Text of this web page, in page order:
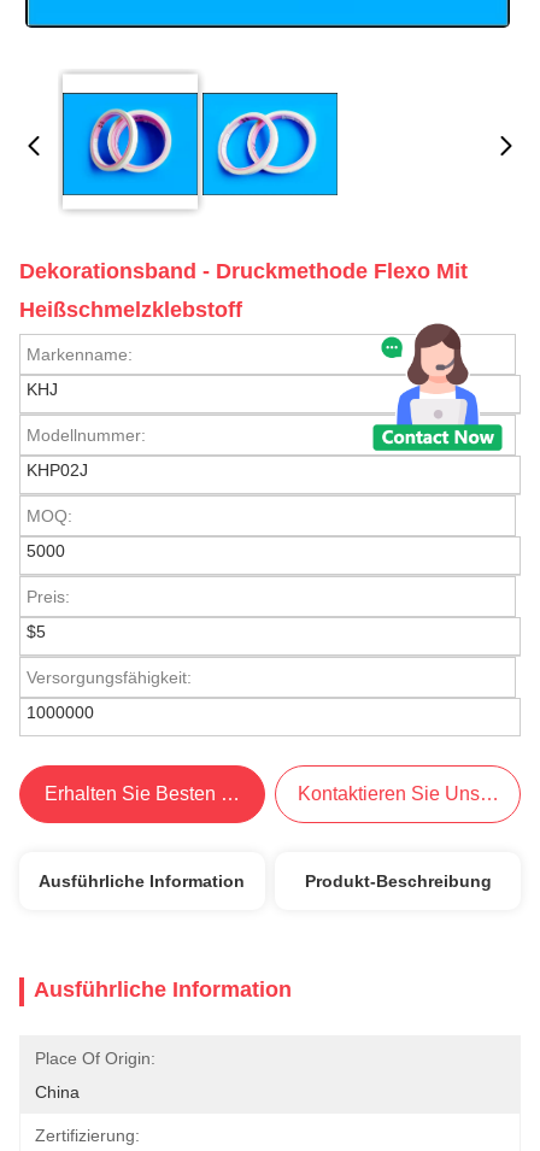
Dekorationsband - Druckmethode Flexo Mit
Heißschmelzklebstoff
Markenname:
KHJ
Modellnummer:
KHP02J
MOQ:
5000
Preis:
$5
Versorgungsfähigkeit:
1000000
Erhalten Sie Besten Preis Kontaktieren Sie Uns Jetzt
Ausführliche Information Produkt-Beschreibung
Ausführliche Information
Place Of Origin:
China
Zertifizierung: